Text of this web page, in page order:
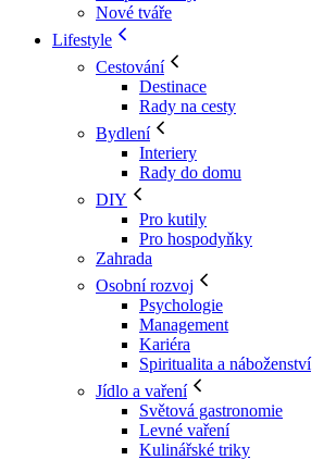
Nové tváře
Lifestyle
Cestování
Destinace
Rady na cesty
Bydlení
Interiery
Rady do domu
DIY
Pro kutily
Pro hospodyňky
Zahrada
Osobní rozvoj
Psychologie
Management
Kariéra
Spiritualita a náboženství
Jídlo a vaření
Světová gastronomie
Levné vaření
Kulinářské triky